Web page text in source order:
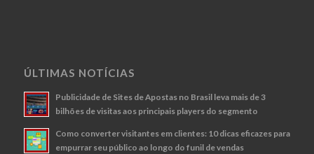
ÚLTIMAS NOTÍCIAS
Publicidade de Sites de Apostas no Brasil leva mais de 3
bilhões de visitas aos principais players do segmento
Como converter visitantes em clientes: 10 dicas eficazes para
empurrar seu público ao longo do funil de vendas